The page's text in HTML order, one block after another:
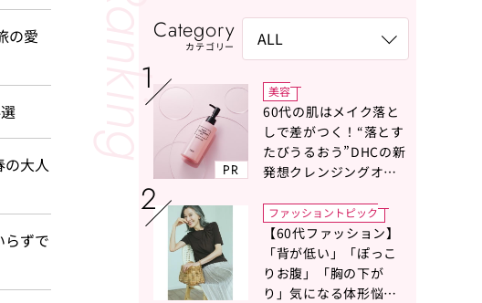
の愛
の大人
らずで
Category
カテゴリー
PR
美容
60代の肌はメイク落と
しで差がつく！“落とす
たびうるおう”DHCの新
発想クレンジングオイ
ファッショントピック
【60代ファッション】
「背が低い」「ぽっこ
りお腹」「胸の下が
り」気になる体形悩み